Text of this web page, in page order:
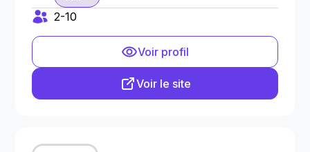
2-10
Voir profil
Voir le site